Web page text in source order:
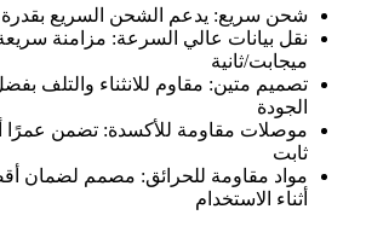
شحن سريع: يدعم الشحن السريع بقدرة تصل
نقل بيانات عالي السرعة:
ميجابت/ثانية
تصميم متين: مقاوم للانثناء والتلف
الجودة
موصلات مقاومة للأكسدة: تضمن عمرًا
ثابت
مواد مقاومة للحرائق: مصمم لضمان
أثناء الاستخدام